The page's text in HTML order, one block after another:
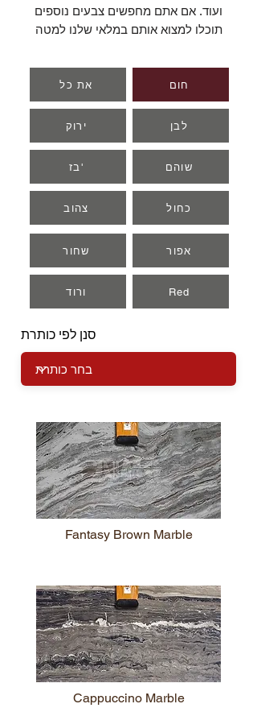
ועוד. אם אתם מחפשים צבעים נוספים
תוכלו למצוא אותם במלאי שלנו למטה
את כל חום
ירוק לבן
בז' שוהם
צהוב כחול
שחור אפור
ורוד Red
סנן לפי כותרת
Fantasy Brown Marble
Cappuccino Marble